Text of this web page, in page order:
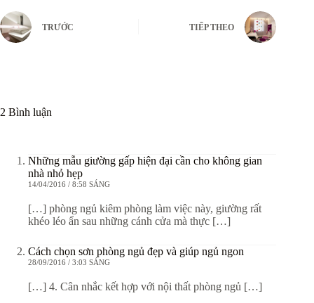
TRƯỚC TIẾP THEO
2 Bình luận
Những mẫu giường gấp hiện đại cần cho không gian
nhà nhỏ hẹp
14/04/2016 / 8:58 SÁNG
[…] phòng ngủ kiêm phòng làm việc này, giường rất
khéo léo ẩn sau những cánh cửa mà thực […]
Cách chọn sơn phòng ngủ đẹp và giúp ngủ ngon
28/09/2016 / 3:03 SÁNG
[…] 4. Cân nhắc kết hợp với nội thất phòng ngủ […]